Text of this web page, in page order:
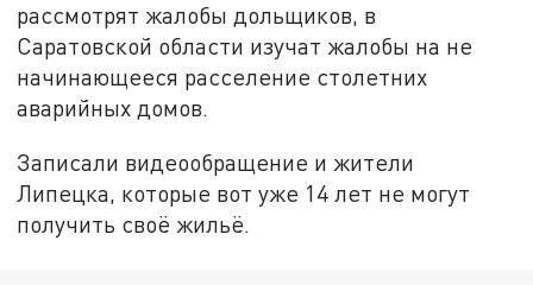
рассмотрят жалобы дольщиков, в
Саратовской области изучат жалобы на не
начинающееся расселение столетних
аварийных домов.
Записали видеообращение и жители
Липецка, которые вот уже 14 лет не могут
получить своё жильё.